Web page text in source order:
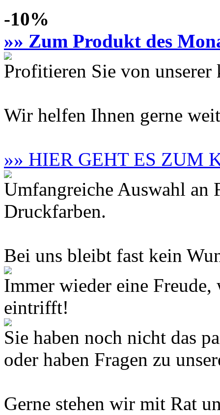
-10%
»» Zum Produkt des
Profitieren Sie von unserer
Wir helfen Ihnen gerne
»» HIER GEHT ES ZUM
Umfangreiche Auswahl an
Druckfarben.
Bei uns bleibt fast kein
Immer wieder eine
eintrifft!
Sie haben noch nicht das
oder haben Fragen zu
Gerne stehen wir mit Rat